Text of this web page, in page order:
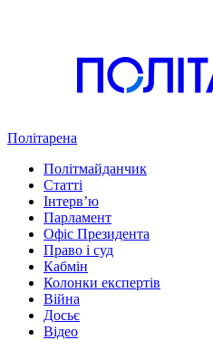
Політарена
Політмайданчик
Статті
Інтервʼю
Парламент
Офіс Президента
Право і суд
Кабмін
Колонки експертів
Війна
Досьє
Відео